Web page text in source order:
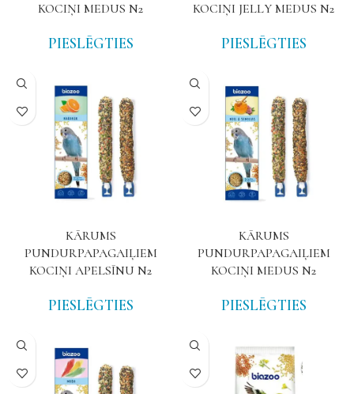
KOCIŅI MEDUS N2
PIESLĒGTIES
KOCIŅI JELLY MEDUS N2
PIESLĒGTIES
KĀRUMS
PUNDURPAPAGAIĻIEM
KOCIŅI APELSĪNU N2
PIESLĒGTIES
KĀRUMS
PUNDURPAPAGAIĻIEM
KOCIŅI MEDUS N2
PIESLĒGTIES
NAV